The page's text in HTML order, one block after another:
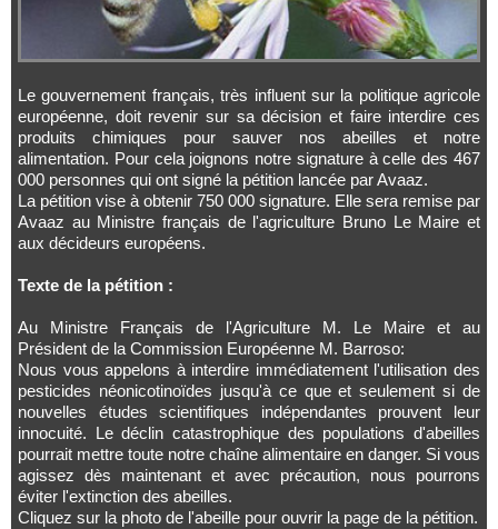
Le gouvernement français, très influent sur la politique agricole
européenne, doit revenir sur sa décision et faire interdire ces
produits chimiques pour sauver nos abeilles et notre
alimentation. Pour cela joignons notre signature à celle des 467
000 personnes qui ont signé la pétition lancée par Avaaz.
La pétition vise à obtenir 750 000 signature. Elle sera remise par
Avaaz au Ministre français de l'agriculture Bruno Le Maire et
aux décideurs européens.
Texte de la pétition :
Au Ministre Français de l'Agriculture M. Le Maire et au
Président de la Commission Européenne M. Barroso:
Nous vous appelons à interdire immédiatement l'utilisation des
pesticides néonicotinoïdes jusqu'à ce que et seulement si de
nouvelles études scientifiques indépendantes prouvent leur
innocuité. Le déclin catastrophique des populations d'abeilles
pourrait mettre toute notre chaîne alimentaire en danger. Si vous
agissez dès maintenant et avec précaution, nous pourrons
éviter l'extinction des abeilles.
Cliquez sur la photo de l'abeille pour ouvrir la page de la pétition.